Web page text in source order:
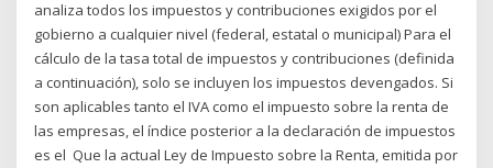
analiza todos los impuestos y contribuciones exigidos por el
gobierno a cualquier nivel (federal, estatal o municipal) Para el
cálculo de la tasa total de impuestos y contribuciones (definida
a continuación), solo se incluyen los impuestos devengados. Si
son aplicables tanto el IVA como el impuesto sobre la renta de
las empresas, el índice posterior a la declaración de impuestos
es el Que la actual Ley de Impuesto sobre la Renta, emitida por